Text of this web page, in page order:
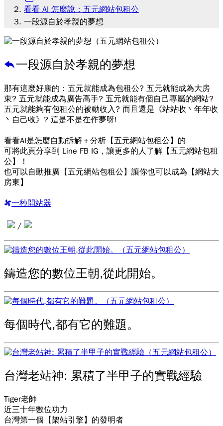
看看 AI 怎麼說：五元網站包租公
一段源自於孝親的夢想
一段源自於孝親的夢想
那有這麼好康的：五元就能成為包租公? 五元就能成為大房
東? 五元就能成為廣告高手? 五元就能有個自己專屬的網站?
五元就能夠有包租公的被動收入? 而且還是《站站收丶年年收
丶自己收》? 這是不是在作夢呀!
看看AI是怎麼自動拆解＋分析【五元網站包租公】的
可將此頁分享到 Line FB IG，讓更多的人了解【五元網站包租
公】！
也可以自動推廣【五元網站包租公】讓你也可以成為【網站大
房東】
一秒開站器
/
鑄造您的數位王朝,從此開始。
每個時代,都有它的難題。
台灣老站神: 累積了半甲子的實戰經驗
Tiger老師
近三十年數位功力
台灣第一個【架站引擎】的發明者